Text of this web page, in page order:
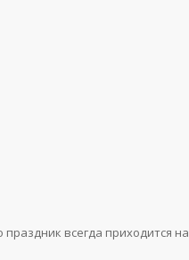
всегда приходится на